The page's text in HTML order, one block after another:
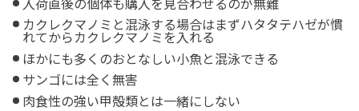
カクレクマノミと混泳する場合はまずハタタテハゼが慣
れてからカクレクマノミを入れる
ほかにも多くのおとなしい小魚と混泳できる
サンゴには全く無害
肉食性の強い甲殻類とは一緒にしない